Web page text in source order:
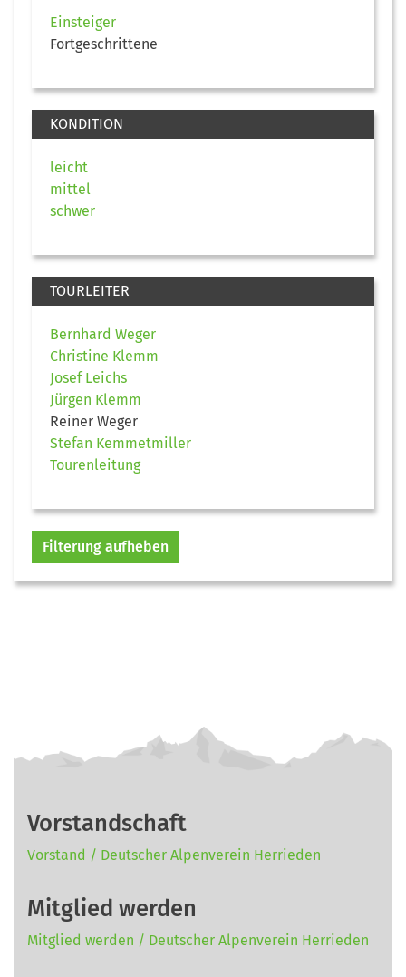
Einsteiger
Fortgeschrittene
KONDITION
leicht
mittel
schwer
TOURLEITER
Bernhard Weger
Christine Klemm
Josef Leichs
Jürgen Klemm
Reiner Weger
Stefan Kemmetmiller
Tourenleitung
Filterung aufheben
Vorstandschaft
Vorstand / Deutscher Alpenverein Herrieden
Mitglied werden
Mitglied werden / Deutscher Alpenverein Herrieden